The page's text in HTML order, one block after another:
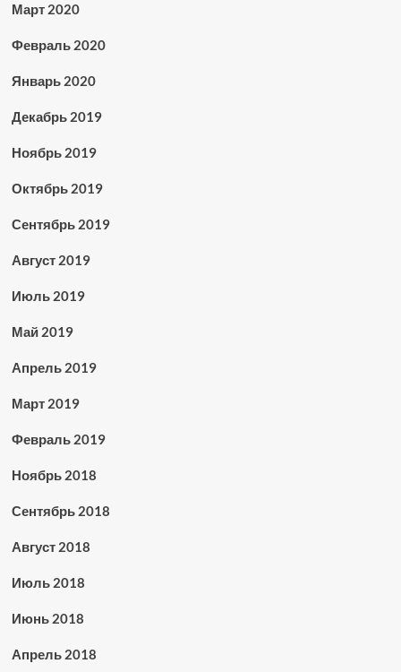
Март 2020
Февраль 2020
Январь 2020
Декабрь 2019
Ноябрь 2019
Октябрь 2019
Сентябрь 2019
Август 2019
Июль 2019
Май 2019
Апрель 2019
Март 2019
Февраль 2019
Ноябрь 2018
Сентябрь 2018
Август 2018
Июль 2018
Июнь 2018
Апрель 2018